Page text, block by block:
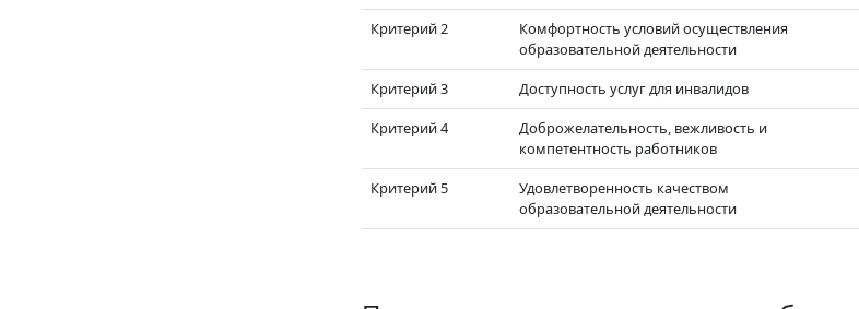
Критерий 2
Комфортность условий осуществления
образовательной деятельности
Критерий 3 Доступность услуг для инвалидов
Критерий 4
Доброжелательность, вежливость и
компетентность работников
Критерий 5
Удовлетворенность качеством
образовательной деятельности